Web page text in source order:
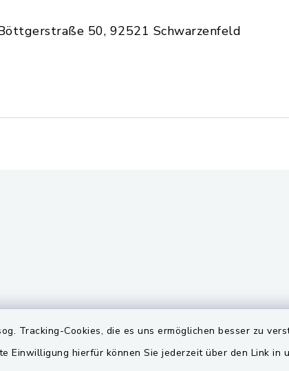
Tracking-Cookies, die es uns ermöglichen besser zu
Einwilligung hierfür können Sie jederzeit über den Link in
50, 92521 Schwarzenfeld
Quicklinks